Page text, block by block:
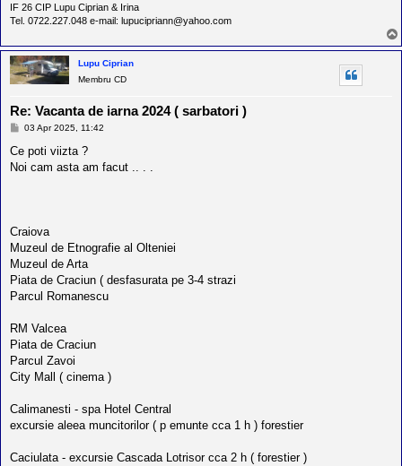
IF 26 CIP Lupu Ciprian & Irina
Tel. 0722.227.048 e-mail: lupucipriann@yahoo.com
Lupu Ciprian
Membru CD
Re: Vacanta de iarna 2024 ( sarbatori )
M
s
j
03 Apr 2025, 11:42
Ce poti viizta ?
Noi cam asta am facut .. . .
Craiova
Muzeul de Etnografie al Olteniei
Muzeul de Arta
Piata de Craciun ( desfasurata pe 3-4 strazi
Parcul Romanescu
RM Valcea
Piata de Craciun
Parcul Zavoi
City Mall ( cinema )
Calimanesti - spa Hotel Central
excursie aleea muncitorilor ( p emunte cca 1 h ) forestier
Caciulata - excursie Cascada Lotrisor cca 2 h ( forestier )